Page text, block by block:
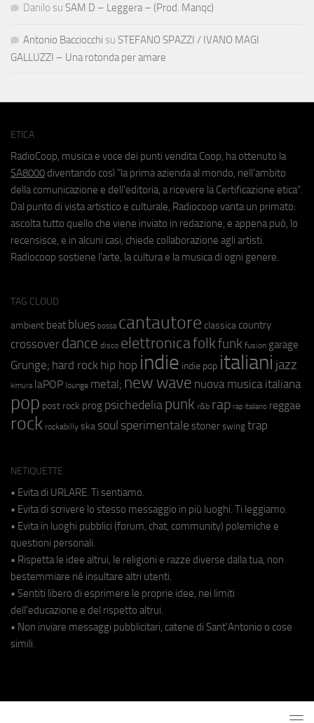
Danilo su SAM D – Leggera – (Prod. Manqc)
Antonio Bacciocchi su STEFANO SPAZZI / IVANO MAGI
GALLUZZI – Una rotonda per amare
ETICA
RadioCoop, musica e voce dei punti vendita Coop, ha ottenuto la
SA8000 diventando così "la prima azienda al mondo, nell'ambito
della comunicazione e dell'editoria, a ricevere la Certificazione etica".
Dal punto di vista artistico e culturale, Radiocoop vanta un primato:
ascolta tutto quello che viene inviato in redazione, e appena può, lo
recensisce, e in alcuni casi, chiede collaborazione agli artisti.
Radiocoop sostiene l'arte, la cultura e la musica di ogni genere.
TAG CLOUD
ambient beat blues bossa cantautore classica country
crossover dance disco elettronicafolkfunk fusion garage
Grunge; hard rock hip hop indie indie pop italiani jazz
kimura laPOP lounge metal; new wave nuova musica italiana
pop post rock prog psichedeliapunk r&b rap rap italiano reggae
rock rockabilly ska soul sperimentale stoner swing trap
NETIQUETTE
• Evita di URLARE. Ti sentiamo.
• Evita di scrivere lo stesso messaggio in più luoghi. Ti leggiamo.
• Evita in luoghi pubblici (forum, chat, community) polemiche e
questioni personali.
• Rispetta le idee altrui, le religioni e razze diverse dalla tua, non
bestemmiare né insultare altri utenti.
• Sentiti libero di esprimere le proprie idee, nei limiti
dell'educazione e del rispetto altrui.
• Non inviare messaggi pubblicitari, catene di Sant'Antonio o cose
simili.